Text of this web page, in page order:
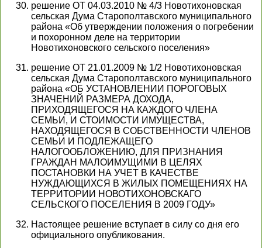
решение ОТ 04.03.2010 № 4/3 Новотихоновская
сельская Дума Старополтавского муниципального
района «Об утверждении положения о погребении
и похоронном деле на территории
Новотихоновского сельского поселения»
решение ОТ 21.01.2009 № 1/2 Новотихоновская
сельская Дума Старополтавского муниципального
района «ОБ УСТАНОВЛЕНИИ ПОРОГОВЫХ
ЗНАЧЕНИЙ РАЗМЕРА ДОХОДА,
ПРИХОДЯЩЕГОСЯ НА КАЖДОГО ЧЛЕНА
СЕМЬИ, И СТОИМОСТИ ИМУЩЕСТВА,
НАХОДЯЩЕГОСЯ В СОБСТВЕННОСТИ ЧЛЕНОВ
СЕМЬИ И ПОДЛЕЖАЩЕГО
НАЛОГООБЛОЖЕНИЮ, ДЛЯ ПРИЗНАНИЯ
ГРАЖДАН МАЛОИМУЩИМИ В ЦЕЛЯХ
ПОСТАНОВКИ НА УЧЕТ В КАЧЕСТВЕ
НУЖДАЮЩИХСЯ В ЖИЛЫХ ПОМЕЩЕНИЯХ НА
ТЕРРИТОРИИ НОВОТИХОНОВСКАГО
СЕЛЬСКОГО ПОСЕЛЕНИЯ В 2009 ГОДУ»
Настоящее решение вступает в силу со дня его
официального опубликования.